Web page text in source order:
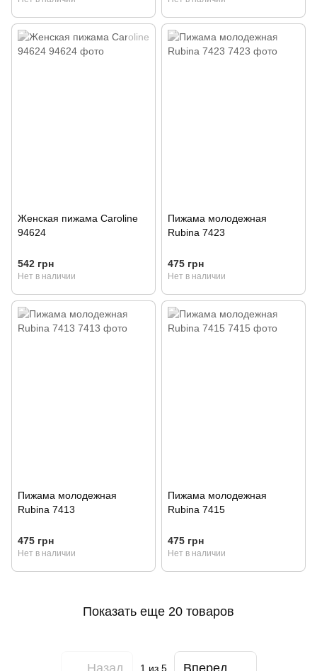
Женская пижама Caroline
94624
542 грн
Нет в наличии
Пижама молодежная
Rubina 7423
475 грн
Нет в наличии
Пижама молодежная
Rubina 7413
475 грн
Нет в наличии
Пижама молодежная
Rubina 7415
475 грн
Нет в наличии
Показать еще 20 товаров
Назад 1 из 5 Вперед